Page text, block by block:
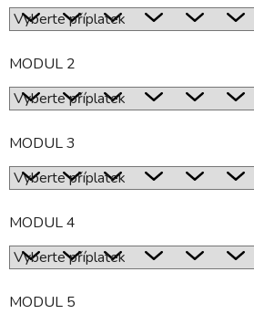
MODUL 2
MODUL 3
MODUL 4
MODUL 5